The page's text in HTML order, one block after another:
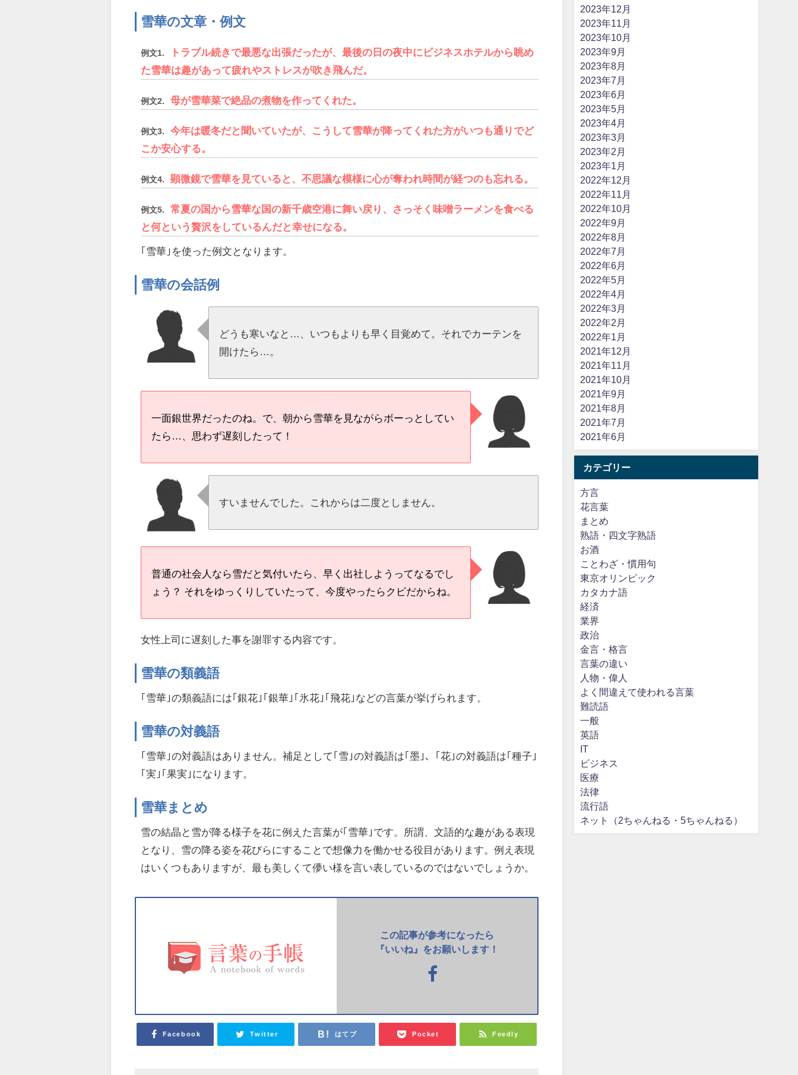
雪華の文章・例文
例文1.
トラブル続きで最悪な出張だったが、最後の日の夜中にビジネスホテルから眺め
た雪華は趣があって疲れやストレスが吹き飛んだ。
例文2. 母が雪華菜で絶品の煮物を作ってくれた。
例文3.
今年は暖冬だと聞いていたが、こうして雪華が降ってくれた方がいつも通りでど
こか安心する。
例文4. 顕微鏡で雪華を見ていると、不思議な模様に心が奪われ時間が経つのも忘れる。
例文5.
常夏の国から雪華な国の新千歳空港に舞い戻り、さっそく味噌ラーメンを食べる
と何という贅沢をしているんだと幸せになる。
｢雪華｣を使った例文となります。
雪華の会話例
どうも寒いなと…、いつもよりも早く目覚めて。それでカーテンを
開けたら…。
一面銀世界だったのね。で、朝から雪華を見ながらボーっとしてい
たら…、思わず遅刻したって！
すいませんでした。これからは二度としません。
普通の社会人なら雪だと気付いたら、早く出社しようってなるでし
ょう？ それをゆっくりしていたって、今度やったらクビだからね。
女性上司に遅刻した事を謝罪する内容です。
雪華の類義語
｢雪華｣の類義語には｢銀花｣｢銀華｣｢氷花｣｢飛花｣などの言葉が挙げられます。
雪華の対義語
｢雪華｣の対義語はありません。補足として｢雪｣の対義語は｢墨｣、｢花｣の対義語は｢種子｣
｢実｣｢果実｣になります。
雪華まとめ
雪の結晶と雪が降る様子を花に例えた言葉が｢雪華｣です。所謂、文語的な趣がある表現
となり、雪の降る姿を花びらにすることで想像力を働かせる役目があります。例え表現
はいくつもありますが、最も美しくて儚い様を言い表しているのではないでしょうか。
この記事が参考になったら
『いいね』をお願いします！
Facebook Twitter はてブ Pocket Feedly
2023年12月
2023年11月
2023年10月
2023年9月
2023年8月
2023年7月
2023年6月
2023年5月
2023年4月
2023年3月
2023年2月
2023年1月
2022年12月
2022年11月
2022年10月
2022年9月
2022年8月
2022年7月
2022年6月
2022年5月
2022年4月
2022年3月
2022年2月
2022年1月
2021年12月
2021年11月
2021年10月
2021年9月
2021年8月
2021年7月
2021年6月
カテゴリー
方言
花言葉
まとめ
熟語・四文字熟語
お酒
ことわざ・慣用句
東京オリンピック
カタカナ語
経済
業界
政治
金言・格言
言葉の違い
人物・偉人
よく間違えて使われる言葉
難読語
一般
英語
IT
ビジネス
医療
法律
流行語
ネット（2ちゃんねる・5ちゃんねる）